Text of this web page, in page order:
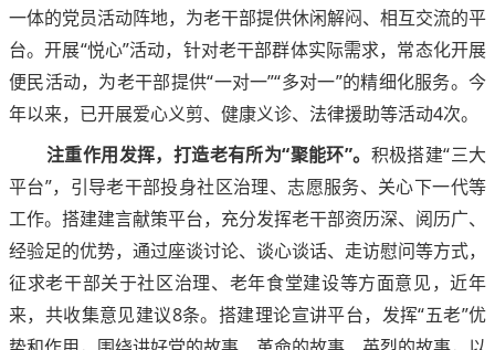
一体的党员活动阵地，为老干部提供休闲解闷、相互交流的平
台。开展“悦心”活动，针对老干部群体实际需求，常态化开展
便民活动，为老干部提供“一对一”“多对一”的精细化服务。今
年以来，已开展爱心义剪、健康义诊、法律援助等活动4次。
注重作用发挥，打造老有所为“聚能环”。 积极搭建“三大
平台”，引导老干部投身社区治理、志愿服务、关心下一代等
工作。搭建建言献策平台，充分发挥老干部资历深、阅历广、
经验足的优势，通过座谈讨论、谈心谈话、走访慰问等方式，
征求老干部关于社区治理、老年食堂建设等方面意见，近年
来，共收集意见建议8条。搭建理论宣讲平台，发挥“五老”优